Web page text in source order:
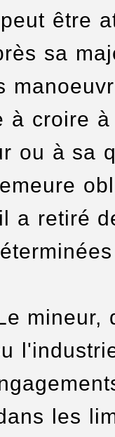
être
sa
à croire
ou à sa
a retiré
mineur,
les